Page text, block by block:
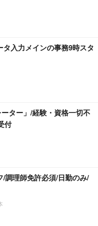
入力メインの事務9時スタ
ター」/経験・資格一切不
付
/調理師免許必須/日勤のみ/